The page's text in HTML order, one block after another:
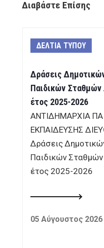
Διαβάστε Επίσης
ΔΕΛΤΙΑ ΤΥΠΟΥ
Δράσεις
Παιδικών Σταθμών
έτος 2025-2026
ΑΝΤΙΔΗΜΑΡΧΙΑ
ΕΚΠΑΙΔΕΥΣΗΣ
Δράσεις
Παιδικών
έτος 2025-2026
05 Αύγουστος 2026